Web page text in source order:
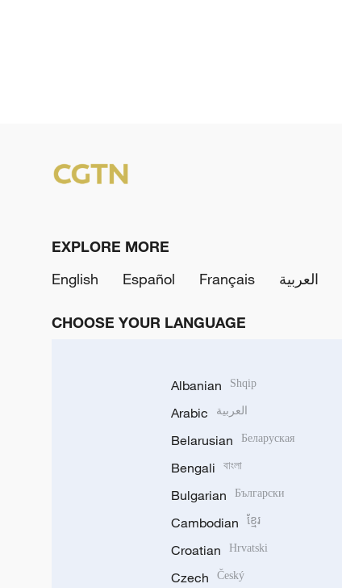
EXPLORE MORE
English
Español Français العربية
CHOOSE YOUR LANGUAGE
Albanian Shqip
Arabic العربية
Belarusian Беларуская
Bengali বাংলা
Bulgarian Български
Cambodian ខ្មែរ
Croatian Hrvatski
Czech Český